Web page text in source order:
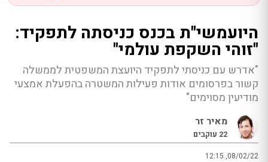
היועמשי"ת בכנס כניסתה לתפקיד:
"זוהי השקפת עולמי"
"אדרש עם כניסתי לתפקיד היועצת המשפטית לממשלה
קשור בפרסומים אודות פעילות המשטרה בהפעלת אמצעי
מודיעין מסוימים"
מאיר זר
22 עוקבים
12:15 ,08/02/22